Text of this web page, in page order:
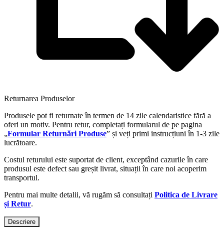
Returnarea Produselor
Produsele pot fi returnate în termen de 14 zile calendaristice fără a
oferi un motiv. Pentru retur, completați formularul de pe pagina
„Formular Returnări Produse” și veți primi instrucțiuni în 1-3 zile
lucrătoare.
Costul returului este suportat de client, exceptând cazurile în care
produsul este defect sau greșit livrat, situații în care noi acoperim
transportul.
Pentru mai multe detalii, vă rugăm să consultați Politica de Livrare
și Retur.
Descriere